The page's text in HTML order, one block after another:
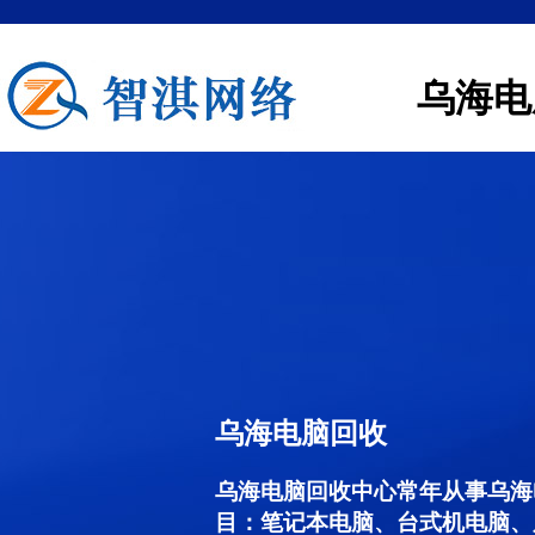
乌海
乌海电脑回收
乌海电脑回收中心常年从事乌
目：笔记本电脑、台式机电脑